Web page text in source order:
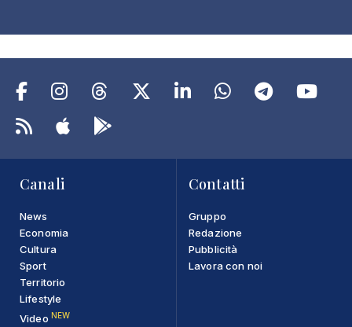
Canali
News
Economia
Cultura
Sport
Territorio
Lifestyle
Video NEW
Contatti
Gruppo
Redazione
Pubblicità
Lavora con noi